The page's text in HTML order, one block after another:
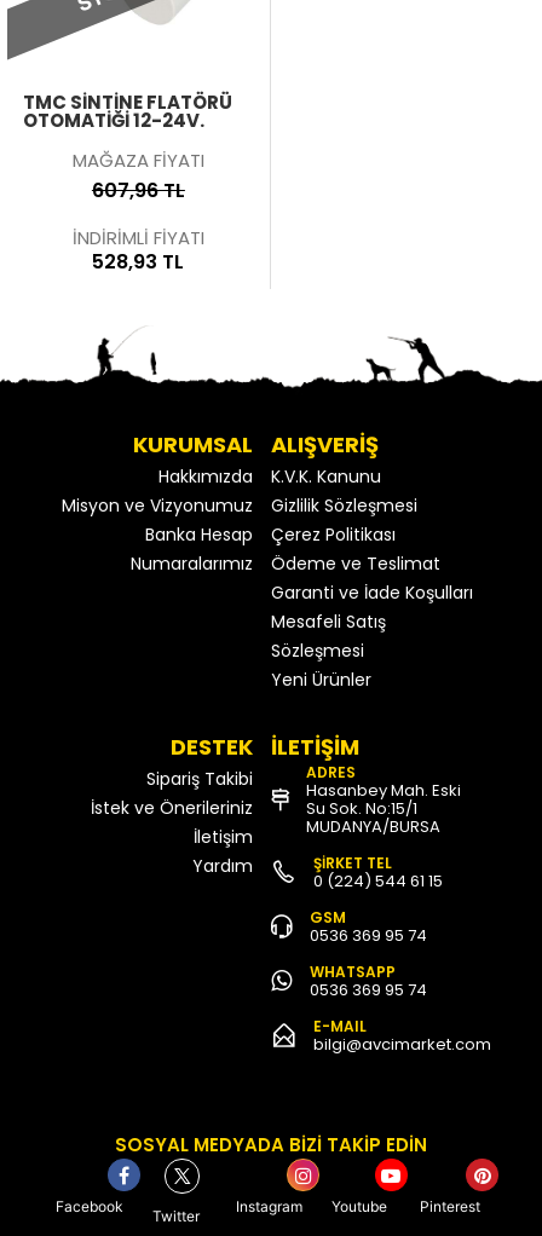
TMC SİNTİNE FLATÖRÜ
OTOMATİĞİ 12-24V.
MAĞAZA FİYATI
607,96 TL
İNDİRİMLİ FİYATI
528,93 TL
KURUMSAL
Hakkımızda
Misyon ve Vizyonumuz
Banka Hesap
Numaralarımız
ALIŞVERİŞ
K.V.K. Kanunu
Gizlilik Sözleşmesi
Çerez Politikası
Ödeme ve Teslimat
Garanti ve İade Koşulları
Mesafeli Satış
Sözleşmesi
Yeni Ürünler
DESTEK
Sipariş Takibi
İstek ve Önerileriniz
İletişim
Yardım
İLETİŞİM
ADRES
Hasanbey Mah. Eski
Su Sok. No:15/1
MUDANYA/BURSA
ŞİRKET TEL
0 (224) 544 61 15
GSM
0536 369 95 74
WHATSAPP
0536 369 95 74
E-MAIL
bilgi@avcimarket.com
SOSYAL MEDYADA BİZİ TAKİP EDİN
Facebook
Twitter
Instagram Youtube Pinterest